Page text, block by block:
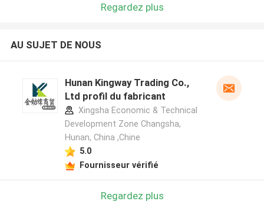
Regardez plus
AU SUJET DE NOUS
Hunan Kingway Trading Co.,
Ltd profil du fabricant
Xingsha Economic & Technical
Development Zone Changsha,
Hunan, China ,Chine
5.0
Fournisseur vérifié
Regardez plus